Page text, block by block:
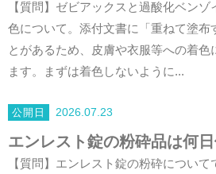
【質問】ゼビアックスと過酸化ベン
色について。添付文書に「重ねて塗布
とがあるため、皮膚や衣服等への着色
ます。まずは着色しないように...
2026.07.23
エンレスト錠の粉砕品は何
【質問】エンレスト錠の粉砕につい